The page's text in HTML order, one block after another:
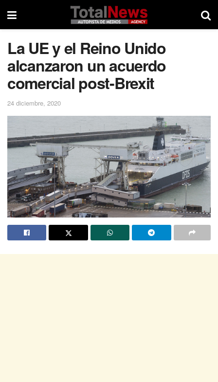
La UE y el Reino Unido
alcanzaron un acuerdo
comercial post-Brexit
24 diciembre, 2020